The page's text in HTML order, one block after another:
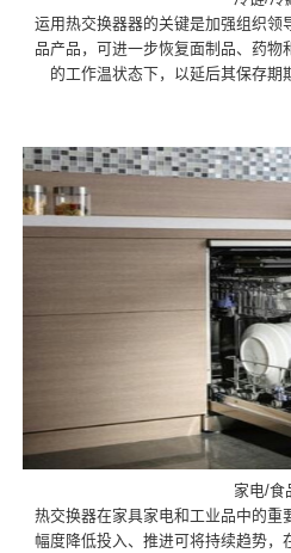
运用热交换器器的关键是加强组织领
品产品，可进一步恢复面制品、药物
的工作温状态下，以延后其保存期
家电/食
热交换器在家具家电和工业品中的重
幅度降低投入、推进可将持续趋势，